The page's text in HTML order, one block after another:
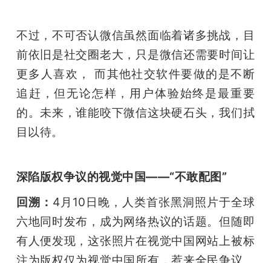
不过，不可否认微信虽然面临着诸多挑战，目
前依旧是社交圈老大，只是微信还需要时间让
更多人喜欢， 而其他社交软件要做的是不断
追赶，但无论怎样，用户体验始终是最重要
的。未来，谁能咬下微信这块硬石头，我们拭
目以待。
深陷版权争议的视觉中国——“不敢配图”
回溯： 4月10日晚，人类首张黑洞照片于全球
六地同时发布，成为网络热议的话题。但随即
有人便发现，这张照片在视觉中国网站上被标
注为版权仅为视觉中国所有，惹来全民争议。